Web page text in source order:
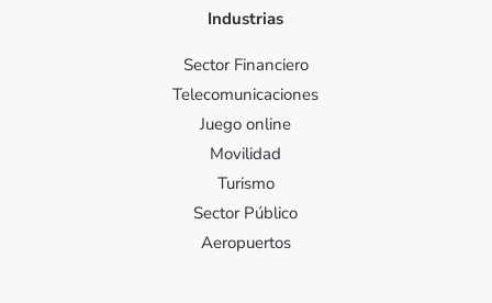
Industrias
Sector Financiero
Telecomunicaciones
Juego online
Movilidad
Turismo
Sector Público
Aeropuertos